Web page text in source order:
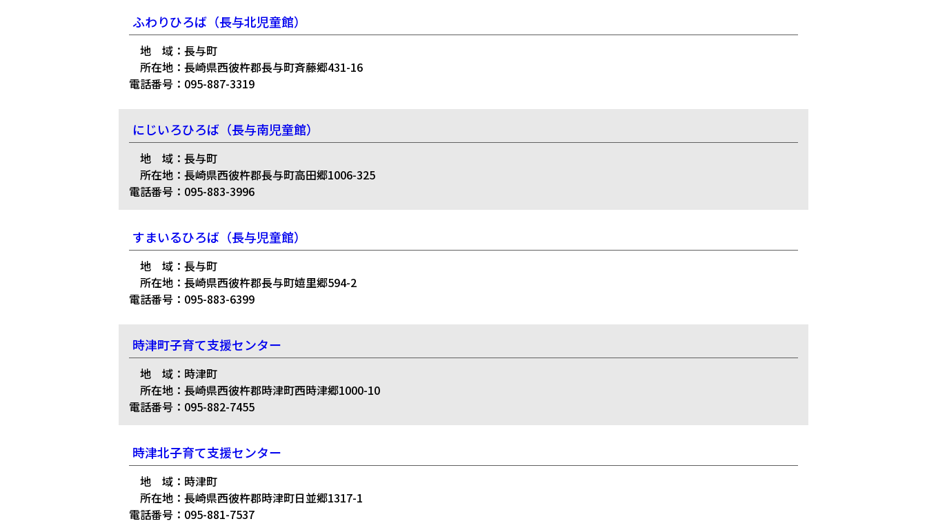
ふわりひろば（長与北児童館）
地 域：長与町
所在地：長崎県西彼杵郡長与町斉藤郷431-16
電話番号：095-887-3319
にじいろひろば（長与南児童館）
地 域：長与町
所在地：長崎県西彼杵郡長与町高田郷1006-325
電話番号：095-883-3996
すまいるひろば（長与児童館）
地 域：長与町
所在地：長崎県西彼杵郡長与町嬉里郷594-2
電話番号：095-883-6399
時津町子育て支援センター
地 域：時津町
所在地：長崎県西彼杵郡時津町西時津郷1000-10
電話番号：095-882-7455
時津北子育て支援センター
地 域：時津町
所在地：長崎県西彼杵郡時津町日並郷1317-1
電話番号：095-881-7537